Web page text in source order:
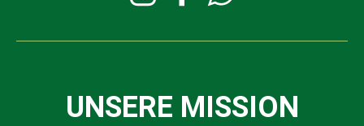
UNSERE MISSION